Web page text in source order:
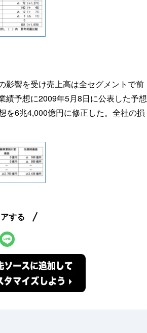
影響を受け売上高は全セグメントで前
績予想に2009年5月8日に公表した予想
を6兆4,000億円に修正した。全社の損
する